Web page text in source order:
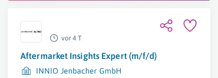
vor 4 T
Aftermarket Insights Expert (m/f/d)
INNIO Jenbacher GmbH